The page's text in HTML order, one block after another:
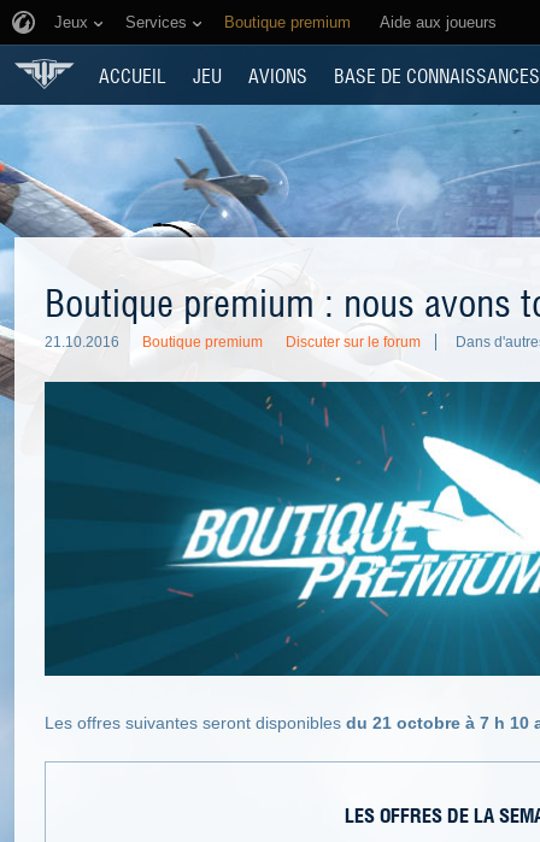
Jeux Services Boutique premium Aide aux joueurs
ACCUEIL JEU AVIONS BASE DE CONNAISSANCES
Boutique premium : nous avons
21.10.2016 Boutique premium Discuter sur le forum Dans
Les offres suivantes seront disponibles du 21 octobre à 7 h 10
LES OFFRES DE LA